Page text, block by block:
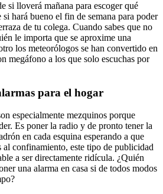
si lloverá mañana para escoger qué
hará bueno el fin de semana para poder
de tu colega. Cuando sabes que no
le importa que se aproxime una
los meteorólogos se han convertido en
megáfono a los que solo escuchas por
para el hogar
especialmente mezquinos porque
Es poner la radio y de pronto tener la
en cada esquina esperando a que
al confinamiento, este tipo de publicidad
a ser directamente ridícula. ¿Quién
una alarma en casa si de todos modos